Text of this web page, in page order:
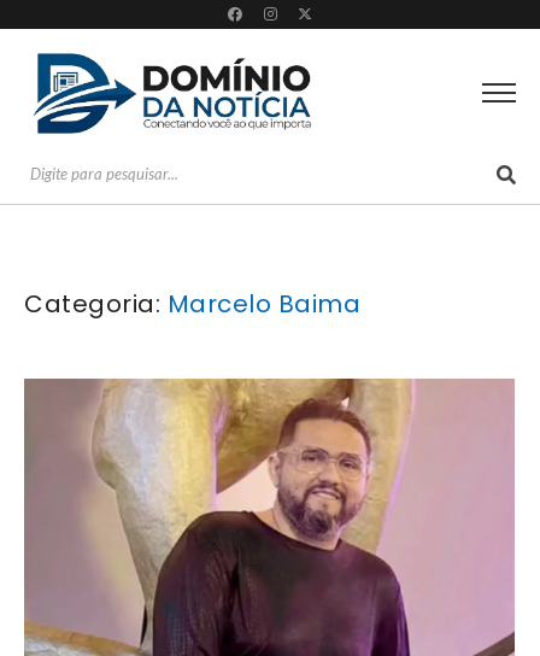
Categoria: Marcelo Baima